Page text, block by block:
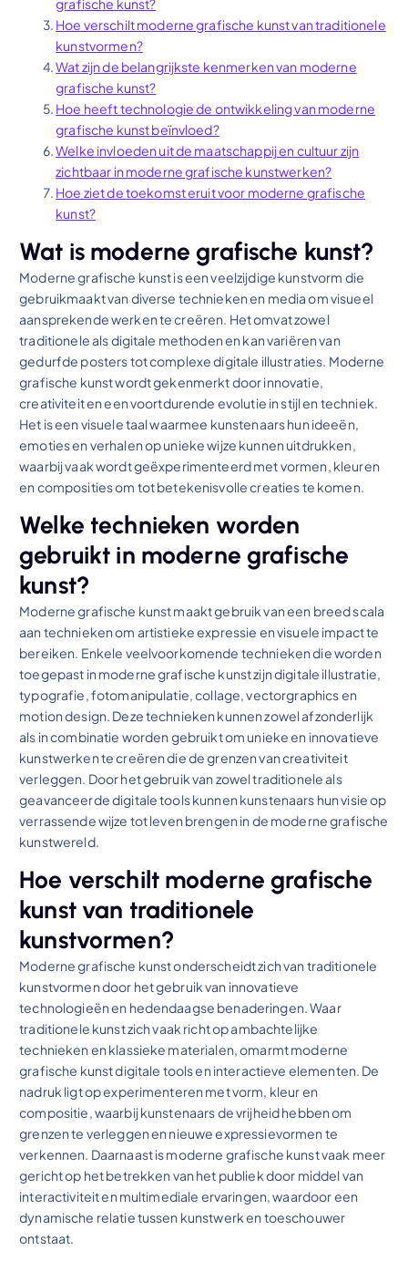
grafische kunst?
Hoe verschilt moderne grafische kunst van traditionele
kunstvormen?
Wat zijn de belangrijkste kenmerken van moderne
grafische kunst?
Hoe heeft technologie de ontwikkeling van moderne
grafische kunst beïnvloed?
Welke invloeden uit de maatschappij en cultuur zijn
zichtbaar in moderne grafische kunstwerken?
Hoe ziet de toekomst eruit voor moderne grafische
kunst?
Wat is moderne grafische kunst?
Moderne grafische kunst is een veelzijdige kunstvorm die
gebruikmaakt van diverse technieken en media om visueel
aansprekende werken te creëren. Het omvat zowel
traditionele als digitale methoden en kan variëren van
gedurfde posters tot complexe digitale illustraties. Moderne
grafische kunst wordt gekenmerkt door innovatie,
creativiteit en een voortdurende evolutie in stijl en techniek.
Het is een visuele taal waarmee kunstenaars hun ideeën,
emoties en verhalen op unieke wijze kunnen uitdrukken,
waarbij vaak wordt geëxperimenteerd met vormen, kleuren
en composities om tot betekenisvolle creaties te komen.
Welke technieken worden
gebruikt in moderne grafische
kunst?
Moderne grafische kunst maakt gebruik van een breed scala
aan technieken om artistieke expressie en visuele impact te
bereiken. Enkele veelvoorkomende technieken die worden
toegepast in moderne grafische kunst zijn digitale illustratie,
typografie, fotomanipulatie, collage, vectorgraphics en
motion design. Deze technieken kunnen zowel afzonderlijk
als in combinatie worden gebruikt om unieke en innovatieve
kunstwerken te creëren die de grenzen van creativiteit
verleggen. Door het gebruik van zowel traditionele als
geavanceerde digitale tools kunnen kunstenaars hun visie op
verrassende wijze tot leven brengen in de moderne grafische
kunstwereld.
Hoe verschilt moderne grafische
kunst van traditionele
kunstvormen?
Moderne grafische kunst onderscheidt zich van traditionele
kunstvormen door het gebruik van innovatieve
technologieën en hedendaagse benaderingen. Waar
traditionele kunst zich vaak richt op ambachtelijke
technieken en klassieke materialen, omarmt moderne
grafische kunst digitale tools en interactieve elementen. De
nadruk ligt op experimenteren met vorm, kleur en
compositie, waarbij kunstenaars de vrijheid hebben om
grenzen te verleggen en nieuwe expressievormen te
verkennen. Daarnaast is moderne grafische kunst vaak meer
gericht op het betrekken van het publiek door middel van
interactiviteit en multimediale ervaringen, waardoor een
dynamische relatie tussen kunstwerk en toeschouwer
ontstaat.